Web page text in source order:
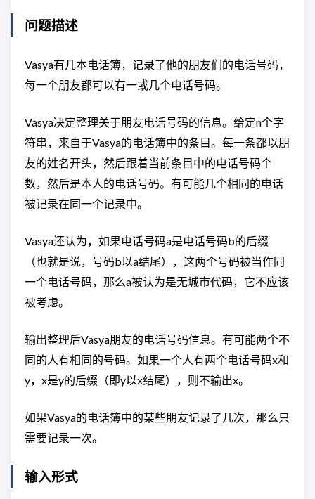
问题描述
Vasya有几本电话簿，记录了他的朋友们的电话号码，
每一个朋友都可以有一或几个电话号码。
Vasya决定整理关于朋友电话号码的信息。给定n个字
符串，来自于Vasya的电话簿中的条目。每一条都以朋
友的姓名开头，然后跟着当前条目中的电话号码个
数，然后是本人的电话号码。有可能几个相同的电话
被记录在同一个记录中。
Vasya还认为，如果电话号码a是电话号码b的后缀
（也就是说，号码b以a结尾），这两个号码被当作同
一个电话号码，那么a被认为是无城市代码，它不应该
被考虑。
输出整理后Vasya朋友的电话号码信息。有可能两个不
同的人有相同的号码。如果一个人有两个电话号码x和
y，x是y的后缀（即y以x结尾），则不输出x。
如果Vasya的电话簿中的某些朋友记录了几次，那么只
需要记录一次。
输入形式